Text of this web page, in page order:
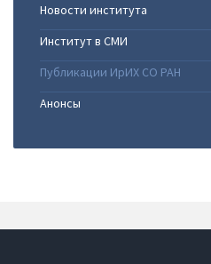
Новости института
Институт в СМИ
Публикации ИрИХ СО РАН
Анонсы